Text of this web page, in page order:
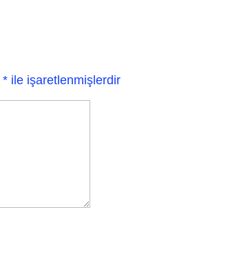
* ile işaretlenmişlerdir